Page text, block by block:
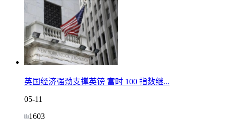
英国经济强劲支撑英镑 富时 100 指数继...
05-11
1603